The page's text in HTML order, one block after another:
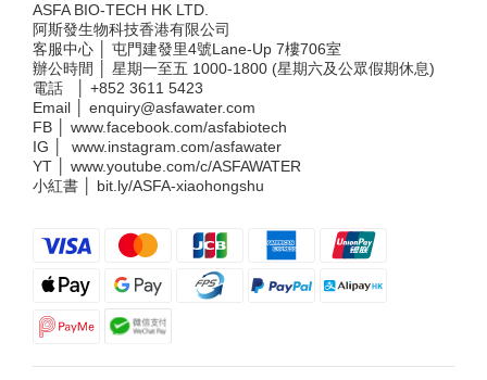
ASFA BIO-TECH HK LTD.
阿斯發生物科技香港有限公司
客服中心 │ 屯門建發里4號Lane-Up 7樓706室
辦公時間 │ 星期一至五 1000-1800 (星期六及公眾假期休息)
電話 │ +852 3611 5423
Email │ enquiry@asfawater.com
FB │ www.facebook.com/asfabiotech
IG │ www.instagram.com/asfawater
YT │ www.youtube.com/c/ASFAWATER
小紅書 │ bit.ly/ASFA-xiaohongshu